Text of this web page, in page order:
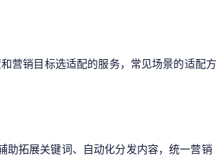
营销目标选适配的服务，常见场景的适配方
助拓展关键词、自动化分发内容，统一营销